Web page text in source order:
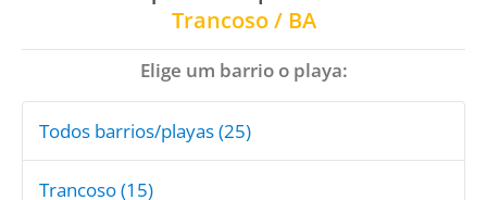
Trancoso / BA
Elige um barrio o playa:
Todos barrios/playas (25)
Trancoso (15)